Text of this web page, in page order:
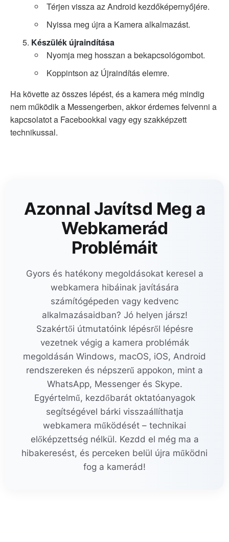
Térjen vissza az Android kezdőképernyőjére.
Nyissa meg újra a Kamera alkalmazást.
Készülék újraindítása
Nyomja meg hosszan a bekapcsológombot.
Koppintson az Újraindítás elemre.
Ha követte az összes lépést, és a kamera még mindig
nem működik a Messengerben, akkor érdemes felvenni a
kapcsolatot a Facebookkal vagy egy szakképzett
technikussal.
Azonnal Javítsd Meg a
Webkamerád
Problémáit
Gyors és hatékony megoldásokat keresel a
webkamera hibáinak javítására
számítógépeden vagy kedvenc
alkalmazásaidban? Jó helyen jársz!
Szakértői útmutatóink lépésről lépésre
vezetnek végig a kamera problémák
megoldásán Windows, macOS, iOS, Android
rendszereken és népszerű appokon, mint a
WhatsApp, Messenger és Skype.
Egyértelmű, kezdőbarát oktatóanyagok
segítségével bárki visszaállíthatja
webkamera működését – technikai
előképzettség nélkül. Kezdd el még ma a
hibakeresést, és perceken belül újra működni
fog a kamerád!